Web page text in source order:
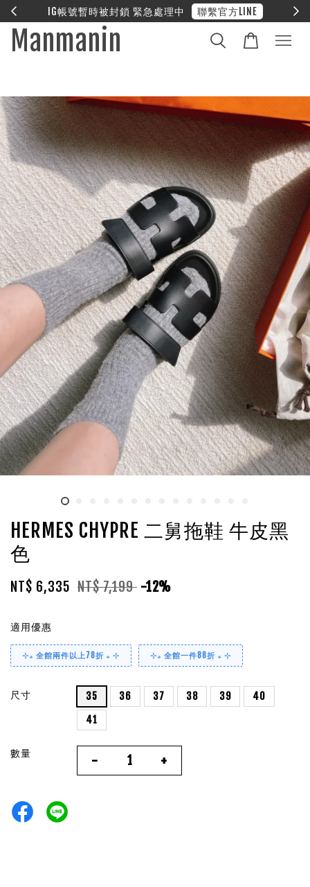
❤︎ 全館滿兩萬享免運
Manmanin
HERMES CHYPRE 二舅拖鞋 牛皮黑
色
NT$ 6,335 NT$ 7,199 -12%
適用優惠
⊹₊ 全館兩件以上78折 ₊ ⊹ ⊹₊ 全館一件88折 ₊ ⊹
尺寸 35 36 37 38 39
40
41
數量 - +